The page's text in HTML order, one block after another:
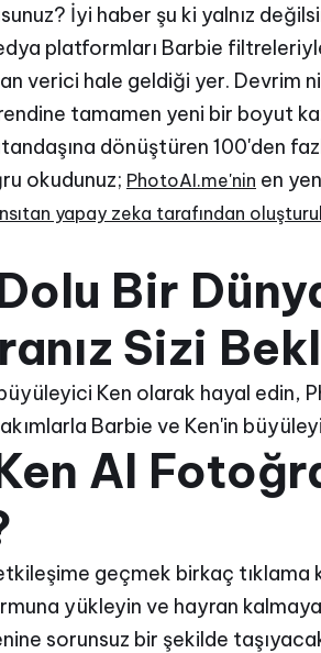
İyi haber şu ki yalnız
platformları Barbie
verici hale geldiği yer.
tamamen yeni bir boyut
dönüştüren 100'den
okudunuz; PhotoAI.me'nin en
yapay zeka tarafından
Bir
Sizi
Ken olarak hayal edin,
Barbie ve Ken'in
AI
geçmek birkaç tıklama
yükleyin ve hayran kalmaya
sorunsuz bir şekilde